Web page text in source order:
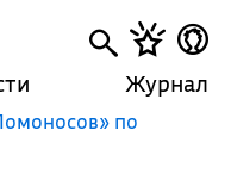
Журнал
по